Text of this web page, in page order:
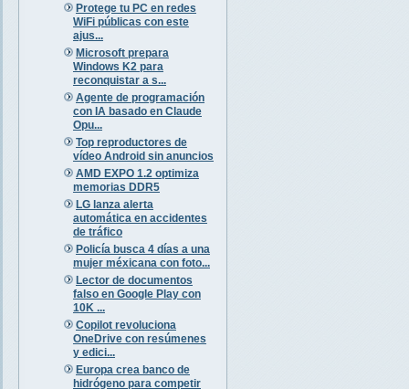
Protege tu PC en redes
WiFi públicas con este
ajus...
Microsoft prepara
Windows K2 para
reconquistar a s...
Agente de programación
con IA basado en Claude
Opu...
Top reproductores de
vídeo Android sin anuncios
AMD EXPO 1.2 optimiza
memorias DDR5
LG lanza alerta
automática en accidentes
de tráfico
Policía busca 4 días a una
mujer méxicana con foto...
Lector de documentos
falso en Google Play con
10K ...
Copilot revoluciona
OneDrive con resúmenes
y edici...
Europa crea banco de
hidrógeno para competir